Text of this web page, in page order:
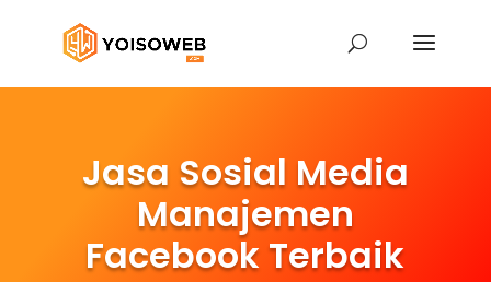
Jasa Sosial Media
Manajemen
Facebook Terbaik